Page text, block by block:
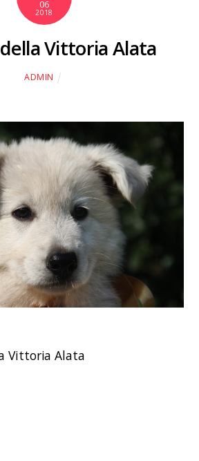
06
2018
Vittoria Alata
ADMIN
Vittoria Alata